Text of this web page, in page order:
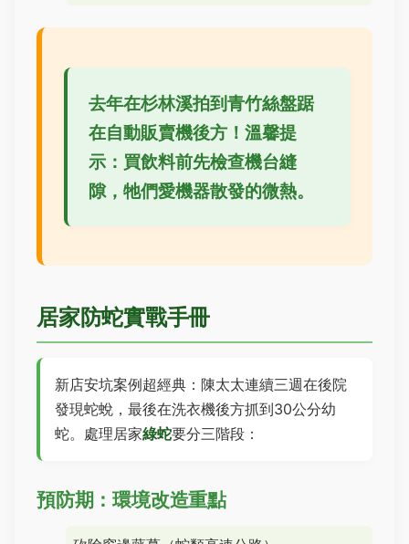
去年在杉林溪拍到青竹絲盤踞
在自動販賣機後方！溫馨提
示：買飲料前先檢查機台縫
隙，牠們愛機器散發的微熱。
居家防蛇實戰手冊
新店安坑案例超經典：陳太太連續三週在後院
發現蛇蛻，最後在洗衣機後方抓到30公分幼
蛇。處理居家綠蛇要分三階段：
預防期：環境改造重點